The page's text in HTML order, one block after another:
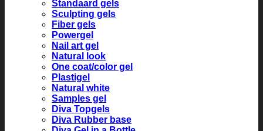
Standaard gels
Sculpting gels
Fiber gels
Powergel
Nail art gel
Natural look
One coat/color gel
Plastigel
Natural white
Samples gel
Diva Topgels
Diva Rubber base